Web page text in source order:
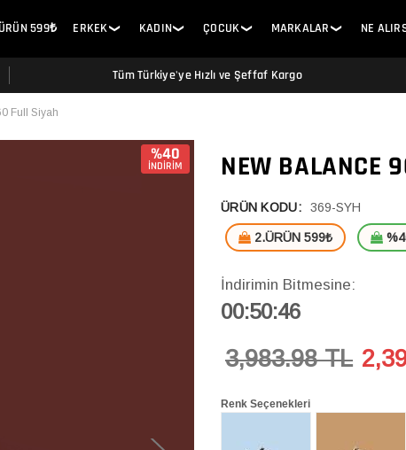
599₺ ERKEK ❯ KADIN❯ ÇOCUK ❯ MARKALAR ❯ NE
Tüm Türkiye'ye Hızlı ve Şeffaf Kargo
Full Siyah
%40
İNDİRİM NEW BALANCE
ÜRÜN KODU: 369-SYH
2.ÜRÜN 599₺
İndirimin Bitmesine:
00:50:45
3,983.98 TL
Renk Seçenekleri